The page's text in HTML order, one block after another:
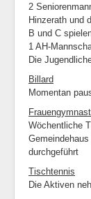
2
Hinzerath und
B und C
1 AH-
Die
Billard
Momentan
Wöchentliche
durchgeführt
Tischtennis
Die Aktiven